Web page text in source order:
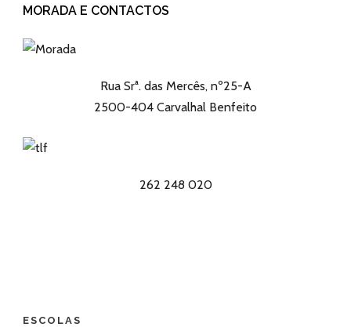
MORADA E CONTACTOS
Rua Srª. das Mercês, nº25-A
2500-404 Carvalhal Benfeito
262 248 020
ESCOLAS